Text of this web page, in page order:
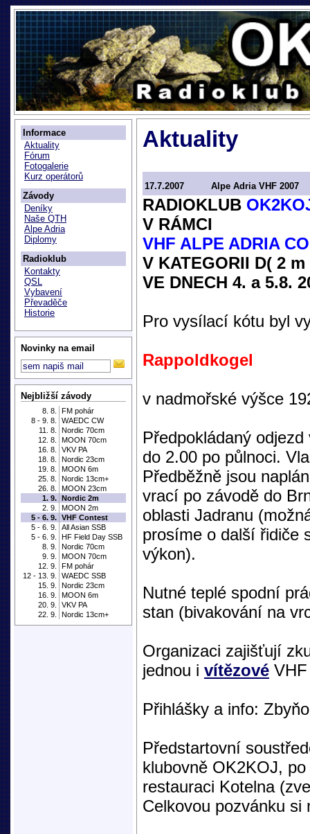
Informace
Aktuality
Fórum
Fotogalerie
Kurz operátorů
Závody
Deníky
Naše QTH
Alpe Adria
Diplomy
Radioklub
Kontakty
QSL
Vybavení
Převaděče
Historie
Novinky na email
Nejbližší závody
8. 8.
FM pohár
8 - 9. 8.
WAEDC CW
11. 8.
Nordic 70cm
12. 8.
MOON 70cm
16. 8.
VKV PA
18. 8.
Nordic 23cm
19. 8.
MOON 6m
25. 8.
Nordic 13cm+
26. 8.
MOON 23cm
1. 9. Nordic 2m
2. 9.
MOON 2m
5 - 6. 9. VHF Contest
5 - 6. 9.
All Asian SSB
5 - 6. 9.
HF Field Day SSB
8. 9.
Nordic 70cm
9. 9.
MOON 70cm
12. 9.
FM pohár
12 - 13. 9.
WAEDC SSB
15. 9.
Nordic 23cm
16. 9.
MOON 6m
20. 9.
VKV PA
22. 9.
Nordic 13cm+
Aktuality
17.7.2007 Alpe Adria VHF 2007
RADIOKLUB
V RÁMCI
VHF ALPE ADRIA
V KATEGORII D( 2
VE DNECH 4. a 5.8.
Pro vysílací kótu byl
Rappoldkogel
v nadmořské výšce
Předpokládaný
do 2.00 po půlnoci.
Předběžně jsou
vrací po závodě do
oblasti Jadranu
prosíme o další řidiče
výkon).
Nutné teplé spodní
stan (bivakování na
Organizaci zajišťují
jednou i vítězové
Přihlášky a info:
Předstartovní
klubovně OK2KOJ,
restauraci Kotelna
Celkovou pozvánku